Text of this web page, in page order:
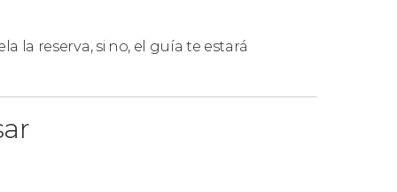
de grupos mayores a 6 personas
la reserva, si no, el guía te estará